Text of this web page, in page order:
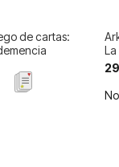
de cartas: